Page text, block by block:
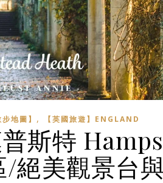
地圖】 , 【英國旅遊】ENGLAND
斯特
絕美觀景台